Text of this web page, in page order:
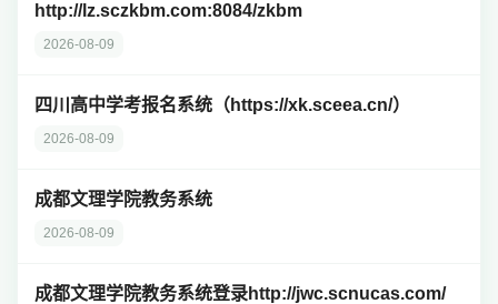
http://lz.sczkbm.com:8084/zkbm
2026-08-09
四川高中学考报名系统（https://xk.sceea.cn/）
2026-08-09
成都文理学院教务系统
2026-08-09
成都文理学院教务系统登录http://jwc.scnucas.com/